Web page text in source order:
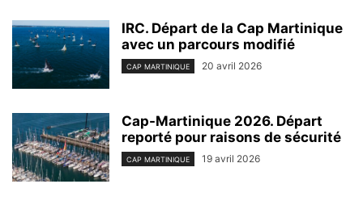
IRC. Départ de la Cap Martinique
avec un parcours modifié
CAP MARTINIQUE 20 avril 2026
Cap-Martinique 2026. Départ
reporté pour raisons de sécurité
CAP MARTINIQUE 19 avril 2026